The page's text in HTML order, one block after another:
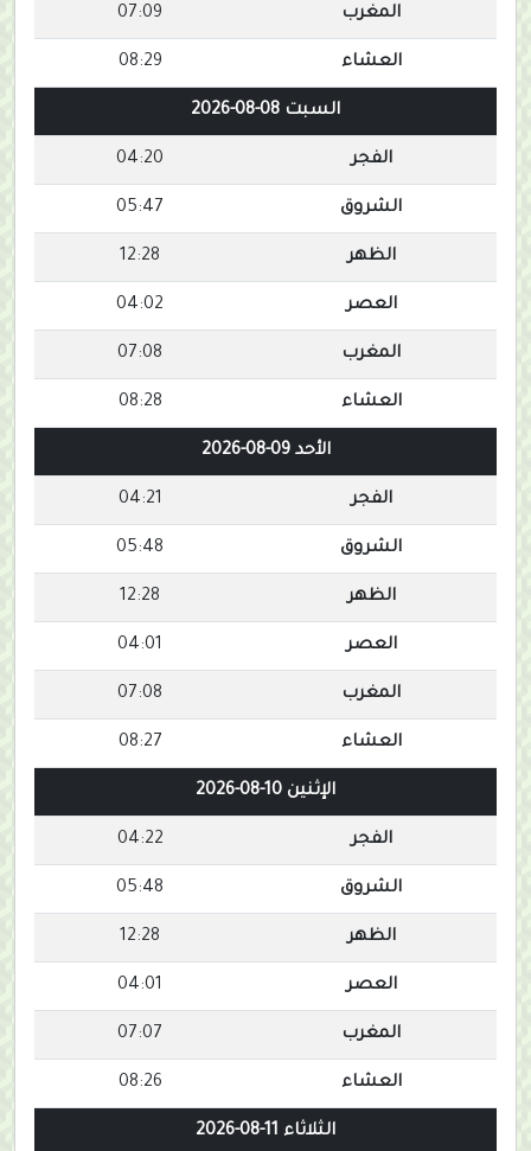
المغرب 07:09
العشاء 08:29
السبت 08-08-2026
الفجر 04:20
الشروق 05:47
الظهر 12:28
العصر 04:02
المغرب 07:08
العشاء 08:28
الأحد 09-08-2026
الفجر 04:21
الشروق 05:48
الظهر 12:28
العصر 04:01
المغرب 07:08
العشاء 08:27
الإثنين 10-08-2026
الفجر 04:22
الشروق 05:48
الظهر 12:28
العصر 04:01
المغرب 07:07
العشاء 08:26
الثلاثاء 11-08-2026